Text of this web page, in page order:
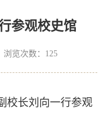
参观校史馆
览次数： 125
校长刘向一行参观